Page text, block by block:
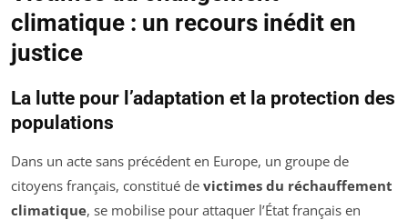
climatique : un recours inédit en
justice
La lutte pour l’adaptation et la protection des
populations
Dans un acte sans précédent en Europe, un groupe de
citoyens français, constitué de victimes du réchauffement
climatique, se mobilise pour attaquer l’État français en